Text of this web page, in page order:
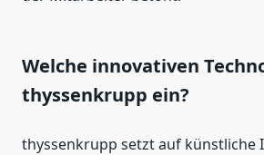
Welche innovativen
thyssenkrupp ein?
thyssenkrupp setzt auf künstliche